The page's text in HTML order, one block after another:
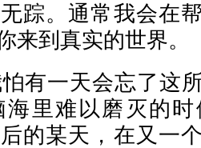
踪。通常我会在
来到真实的世界。
一天会忘了这
海里难以磨灭的
的某天，在又一